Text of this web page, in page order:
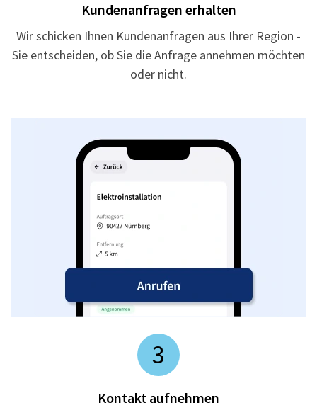
Kundenanfragen erhalten
Wir schicken Ihnen Kundenanfragen aus Ihrer Region -
Sie entscheiden, ob Sie die Anfrage annehmen möchten
oder nicht.
3
Kontakt aufnehmen